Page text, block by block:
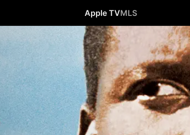
Apple TVMLS